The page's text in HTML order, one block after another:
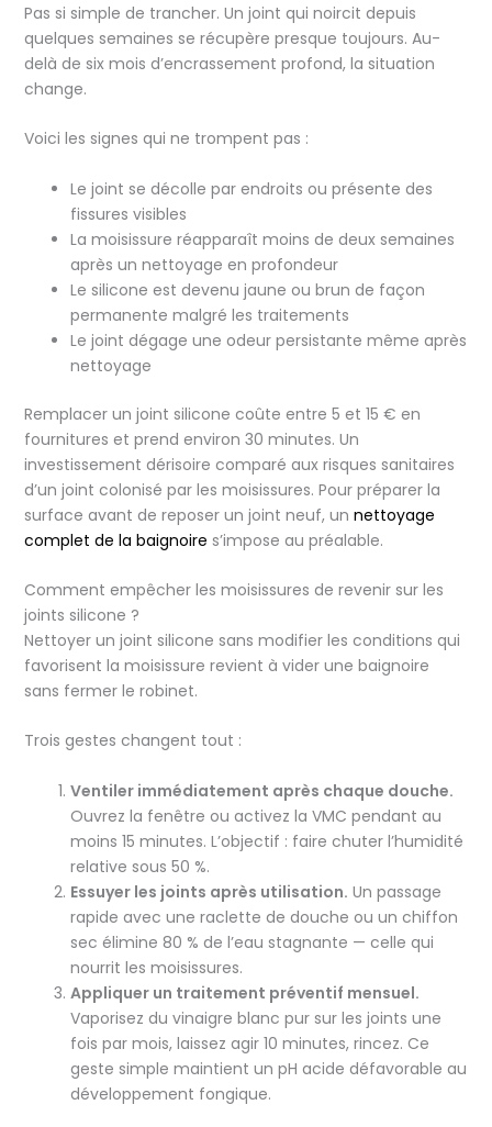
Pas si simple de trancher. Un joint qui noircit depuis
quelques semaines se récupère presque toujours. Au-
delà de six mois d’encrassement profond, la situation
change.
Voici les signes qui ne trompent pas :
Le joint se décolle par endroits ou présente des
fissures visibles
La moisissure réapparaît moins de deux semaines
après un nettoyage en profondeur
Le silicone est devenu jaune ou brun de façon
permanente malgré les traitements
Le joint dégage une odeur persistante même après
nettoyage
Remplacer un joint silicone coûte entre 5 et 15 € en
fournitures et prend environ 30 minutes. Un
investissement dérisoire comparé aux risques sanitaires
d’un joint colonisé par les moisissures. Pour préparer la
surface avant de reposer un joint neuf, un nettoyage
complet de la baignoire s’impose au préalable.
Comment empêcher les moisissures de revenir sur les
joints silicone ?
Nettoyer un joint silicone sans modifier les conditions qui
favorisent la moisissure revient à vider une baignoire
sans fermer le robinet.
Trois gestes changent tout :
Ventiler immédiatement après chaque douche.
Ouvrez la fenêtre ou activez la VMC pendant au
moins 15 minutes. L’objectif : faire chuter l’humidité
relative sous 50 %.
Essuyer les joints après utilisation. Un passage
rapide avec une raclette de douche ou un chiffon
sec élimine 80 % de l’eau stagnante — celle qui
nourrit les moisissures.
Appliquer un traitement préventif mensuel.
Vaporisez du vinaigre blanc pur sur les joints une
fois par mois, laissez agir 10 minutes, rincez. Ce
geste simple maintient un pH acide défavorable au
développement fongique.